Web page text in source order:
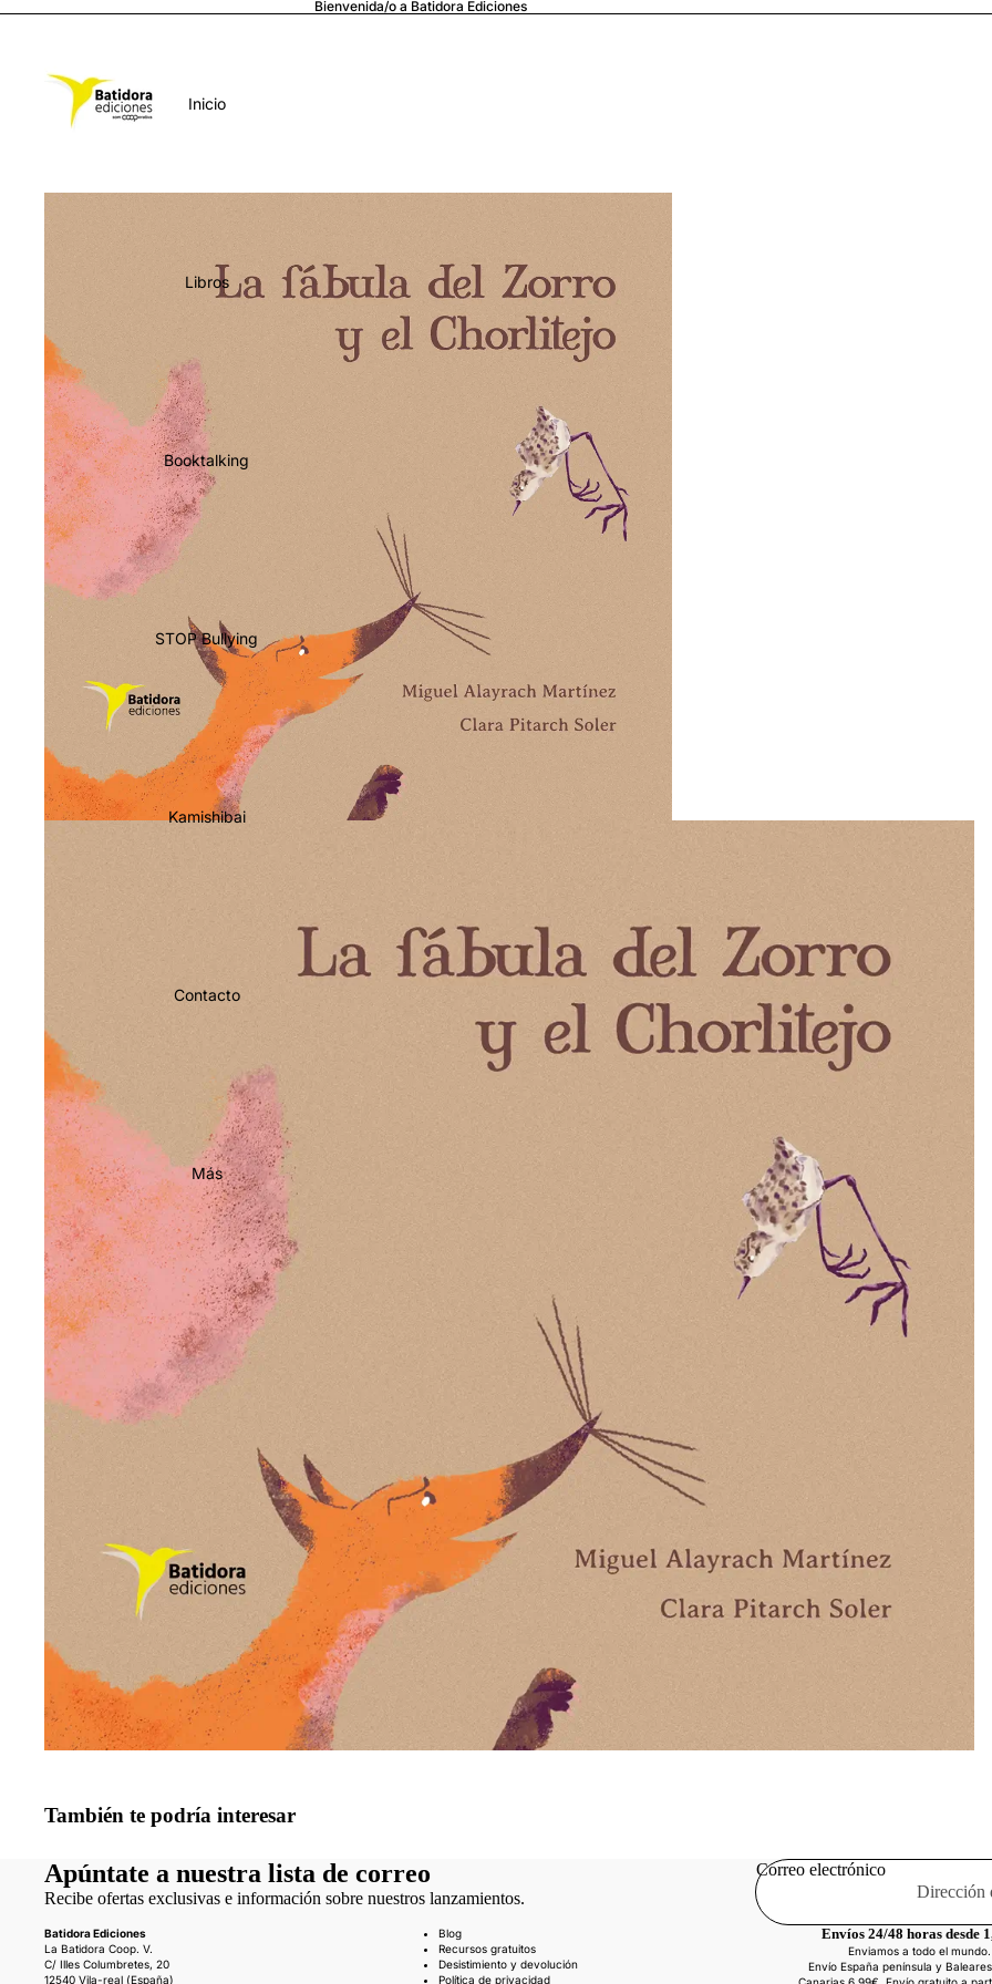
Bienvenida/o a Batidora Ediciones
Inicio
Libros
Booktalking
STOP Bullying
Kamishibai
Contacto
Más
También te podría interesar
Apúntate a nuestra lista de correo
Recibe ofertas exclusivas e información sobre nuestros lanzamientos.
Correo electrónico
Batidora Ediciones
La Batidora Coop. V.
C/ Illes Columbretes, 20
12540 Vila-real (España)
Blog
Recursos gratuitos
Desistimiento y devolución
Política de privacidad
Envíos 24/48 horas desde
Enviamos a todo el mundo.
Envío España península y